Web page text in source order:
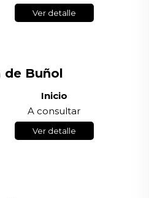
Ver detalle
de Buñol
Inicio
A consultar
Ver detalle